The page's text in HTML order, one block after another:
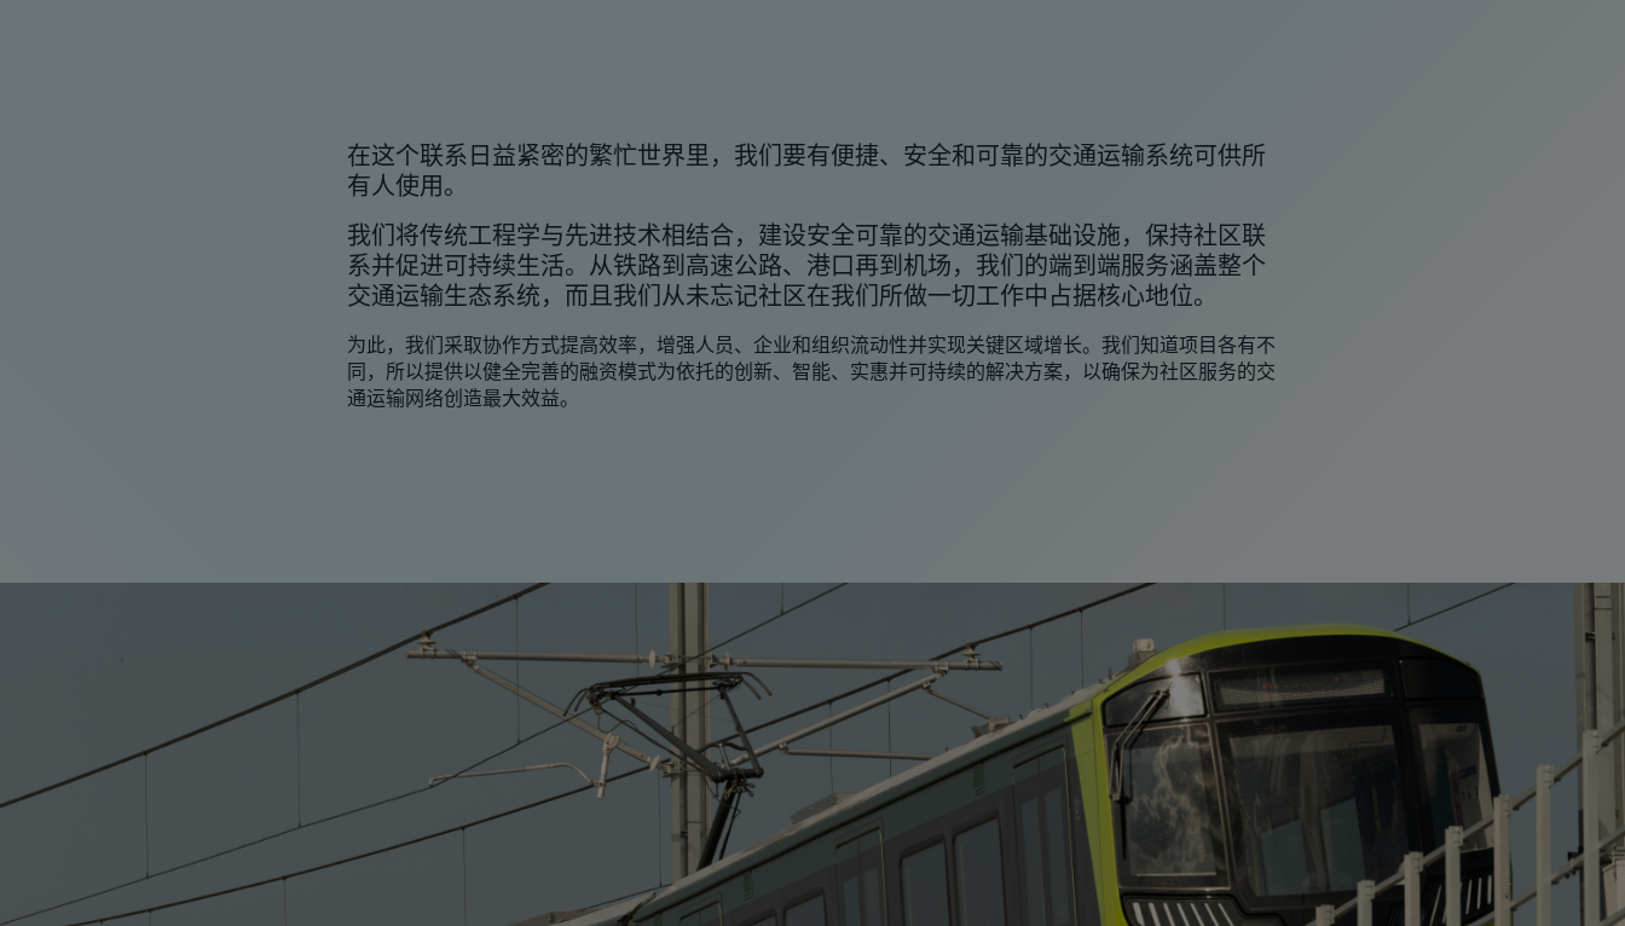
在这个联系日益紧密的繁忙世界里，我们要有便捷、安全和可靠的交通运输系统可供所
有人使用。
我们将传统工程学与先进技术相结合，建设安全可靠的交通运输基础设施，保持社区联
系并促进可持续生活。从铁路到高速公路、港口再到机场，我们的端到端服务涵盖整个
交通运输生态系统，而且我们从未忘记社区在我们所做一切工作中占据核心地位。
为此，我们采取协作方式提高效率，增强人员、企业和组织流动性并实现关键区域增长。我们知道项目各有不
同，所以提供以健全完善的融资模式为依托的创新、智能、实惠并可持续的解决方案，以确保为社区服务的交
通运输网络创造最大效益。